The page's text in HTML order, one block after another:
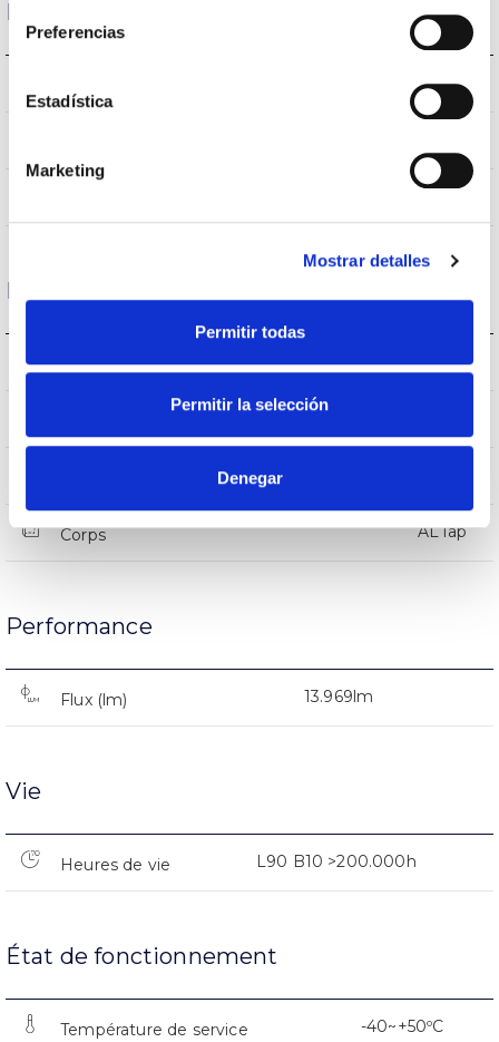
Preferencias
Estadística
Marketing
Mostrar detalles
Permitir todas
Permitir la selección
Denegar
Données optiques
3.000K
Logement et finition
IK Protection contre des impacts IK09
Corps AL iap
Performance
Flux (lm) 13.969lm
Vie
Heures de vie L90 B10 >200.000h
État de fonctionnement
Température de service -40~+50ºC